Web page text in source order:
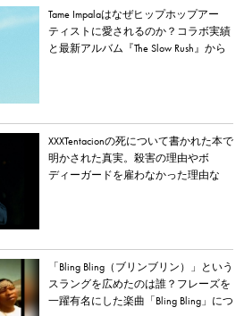
Tame Impalaはなぜヒップホップアー
ティストに愛されるのか？コラボ実績
と最新アルバム『The Slow Rush』から
XXXTentacionの死について書かれた本で
明かされた真実。殺害の理由やボ
ディーガードを雇わなかった理由な
「Bling Bling（ブリンブリン）」という
スラングを広めたのは誰？フレーズを
一躍有名にした楽曲「Bling Bling」につ